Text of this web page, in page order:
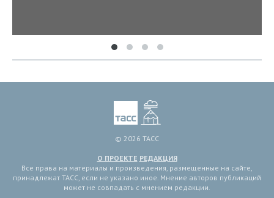
© 2026 ТАСС
О ПРОЕКТЕ РЕДАКЦИЯ
Все права на материалы и произведения, размещенные на сайте,
принадлежат ТАСС, если не указано иное. Мнение авторов публикаций
может не совпадать с мнением редакции.